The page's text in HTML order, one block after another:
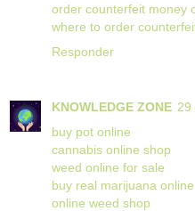
order counterfeit money
where to order
Responder
KNOWLEDGE ZONE 29
buy pot online
cannabis online shop
weed online for sale
buy real marijuana online
online weed shop